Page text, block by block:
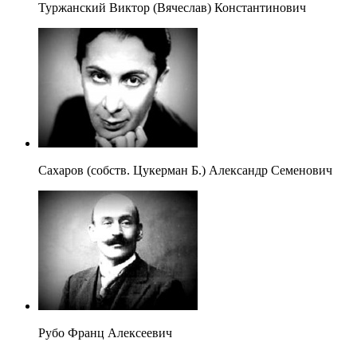
Туржанский Виктор (Вячеслав) Константинович
Сахаров (собств. Цукерман Б.) Александр Семенович
Рубо Франц Алексеевич